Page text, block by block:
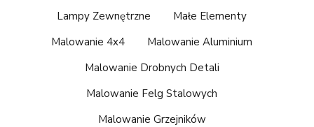
Lampy Zewnętrzne
Małe Elementy
Malowanie 4x4
Malowanie Aluminium
Malowanie Drobnych Detali
Malowanie Felg Stalowych
Malowanie Grzejników